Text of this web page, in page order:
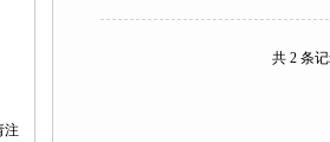
注
共 2 条